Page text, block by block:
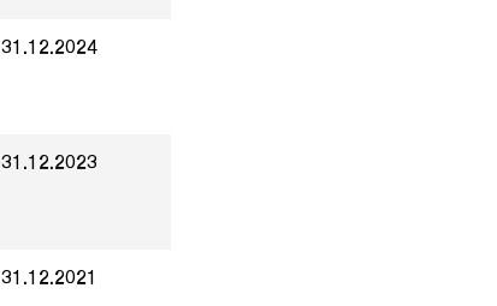
31.12.2024
31.12.2023
31.12.2021